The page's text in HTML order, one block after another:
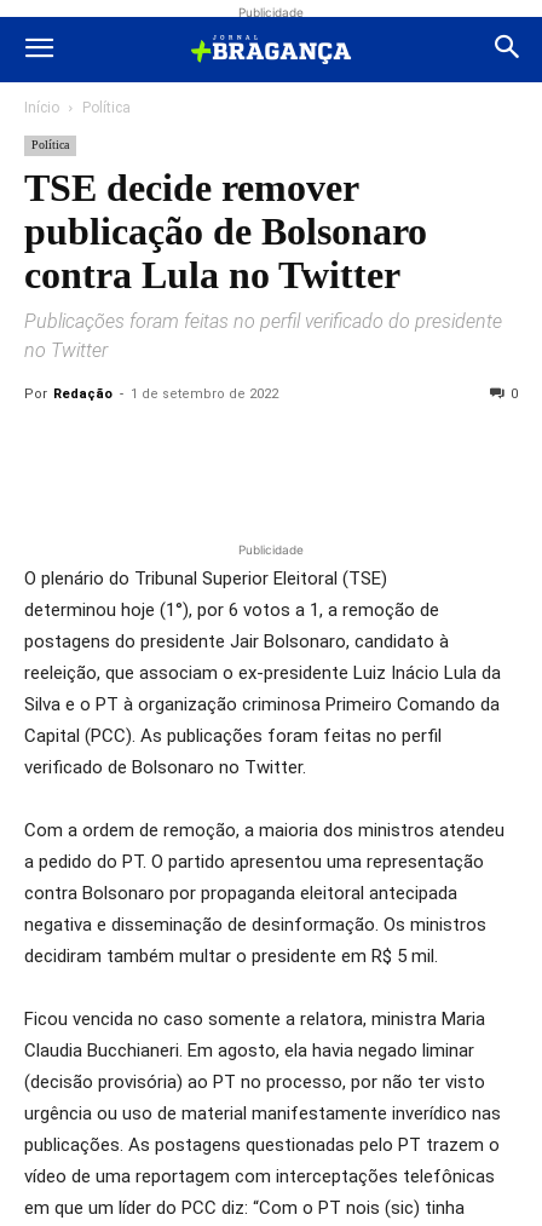
Publicidade
Início Política
Política
TSE decide remover
publicação de Bolsonaro
contra Lula no Twitter
Publicações foram feitas no perfil verificado do presidente
no Twitter
Por Redação - 1 de setembro de 2022 0
Publicidade
O plenário do Tribunal Superior Eleitoral (TSE)
determinou hoje (1°), por 6 votos a 1, a remoção de
postagens do presidente Jair Bolsonaro, candidato à
reeleição, que associam o ex-presidente Luiz Inácio Lula da
Silva e o PT à organização criminosa Primeiro Comando da
Capital (PCC). As publicações foram feitas no perfil
verificado de Bolsonaro no Twitter.
Com a ordem de remoção, a maioria dos ministros atendeu
a pedido do PT. O partido apresentou uma representação
contra Bolsonaro por propaganda eleitoral antecipada
negativa e disseminação de desinformação. Os ministros
decidiram também multar o presidente em R$ 5 mil.
Ficou vencida no caso somente a relatora, ministra Maria
Claudia Bucchianeri. Em agosto, ela havia negado liminar
(decisão provisória) ao PT no processo, por não ter visto
urgência ou uso de material manifestamente inverídico nas
publicações. As postagens questionadas pelo PT trazem o
vídeo de uma reportagem com interceptações telefônicas
em que um líder do PCC diz: “Com o PT nois (sic) tinha